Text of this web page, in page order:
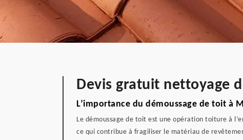
Devis gratuit nettoyage
L’importance du démoussage de toit à
Le démoussage de toit est une opération toiture à
ce qui contribue à fragiliser le matériau de